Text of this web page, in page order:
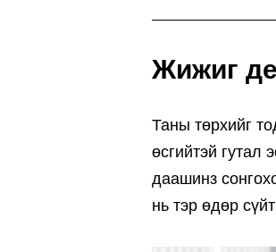
Жижиг
Таны төрхийг
өсгийтэй гутал
даашинз
нь тэр өдөр